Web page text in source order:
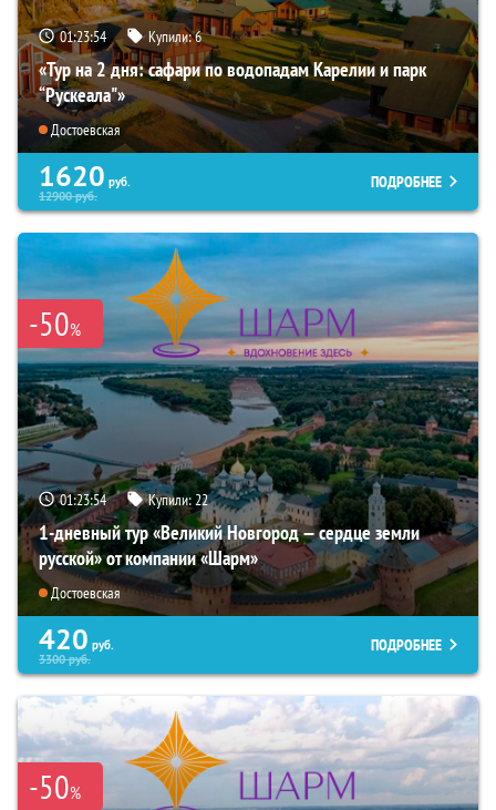
01:23:53 Купили:6
«Тур на 2 дня: сафари по водопадам Карелии и парк
“Рускеала"»
Достоевская
1620 руб.
12900руб.
ПОДРОБНЕЕ
-50%
01:23:53 Купили:22
1-дневный тур «Великий Новгород — сердце земли
русской» от компании «Шарм»
Достоевская
420 руб.
3300руб.
ПОДРОБНЕЕ
-50%